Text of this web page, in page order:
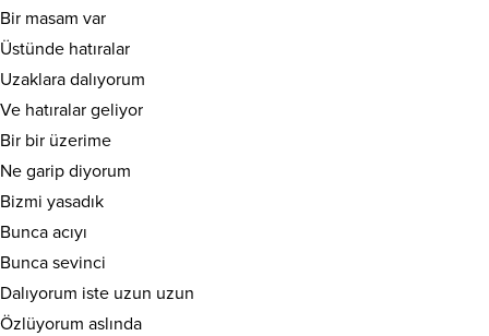
Bir masam var
Üstünde hatıralar
Uzaklara dalıyorum
Ve hatıralar geliyor
Bir bir üzerime
Ne garip diyorum
Bizmi yasadık
Bunca acıyı
Bunca sevinci
Dalıyorum iste uzun uzun
Özlüyorum aslında